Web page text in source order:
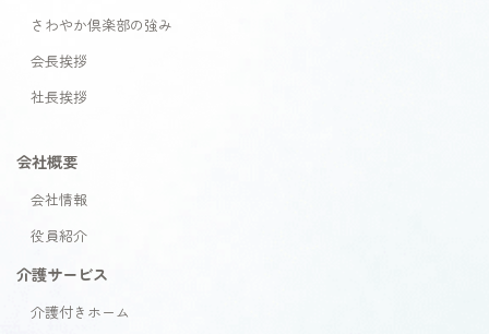
さわやか倶楽部の強み
会長挨拶
社長挨拶
会社概要
会社情報
役員紹介
介護サービス
介護付きホーム